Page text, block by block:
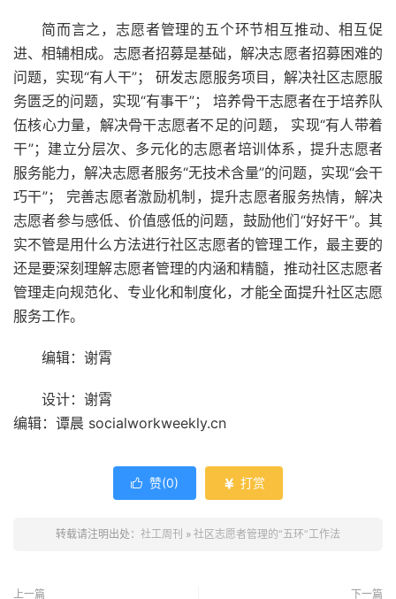
简而言之，志愿者管理的五个环节相互推动、相互促
进、相辅相成。志愿者招募是基础，解决志愿者招募困难的
问题，实现“有人干”； 研发志愿服务项目，解决社区志愿服
务匮乏的问题，实现“有事干”； 培养骨干志愿者在于培养队
伍核心力量，解决骨干志愿者不足的问题， 实现“有人带着
干”；建立分层次、多元化的志愿者培训体系，提升志愿者
服务能力，解决志愿者服务“无技术含量”的问题，实现“会干
巧干”； 完善志愿者激励机制，提升志愿者服务热情，解决
志愿者参与感低、价值感低的问题，鼓励他们“好好干”。其
实不管是用什么方法进行社区志愿者的管理工作，最主要的
还是要深刻理解志愿者管理的内涵和精髓，推动社区志愿者
管理走向规范化、专业化和制度化，才能全面提升社区志愿
服务工作。
编辑：谢霄
设计：谢霄
编辑：谭晨 socialworkweekly.cn
 赞(0)  打赏
转载请注明出处： 社工周刊 » 社区志愿者管理的“五环”工作法
上一篇 下一篇